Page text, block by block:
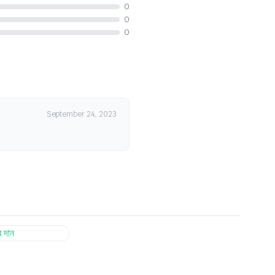
0
0
0
September 24, 2023